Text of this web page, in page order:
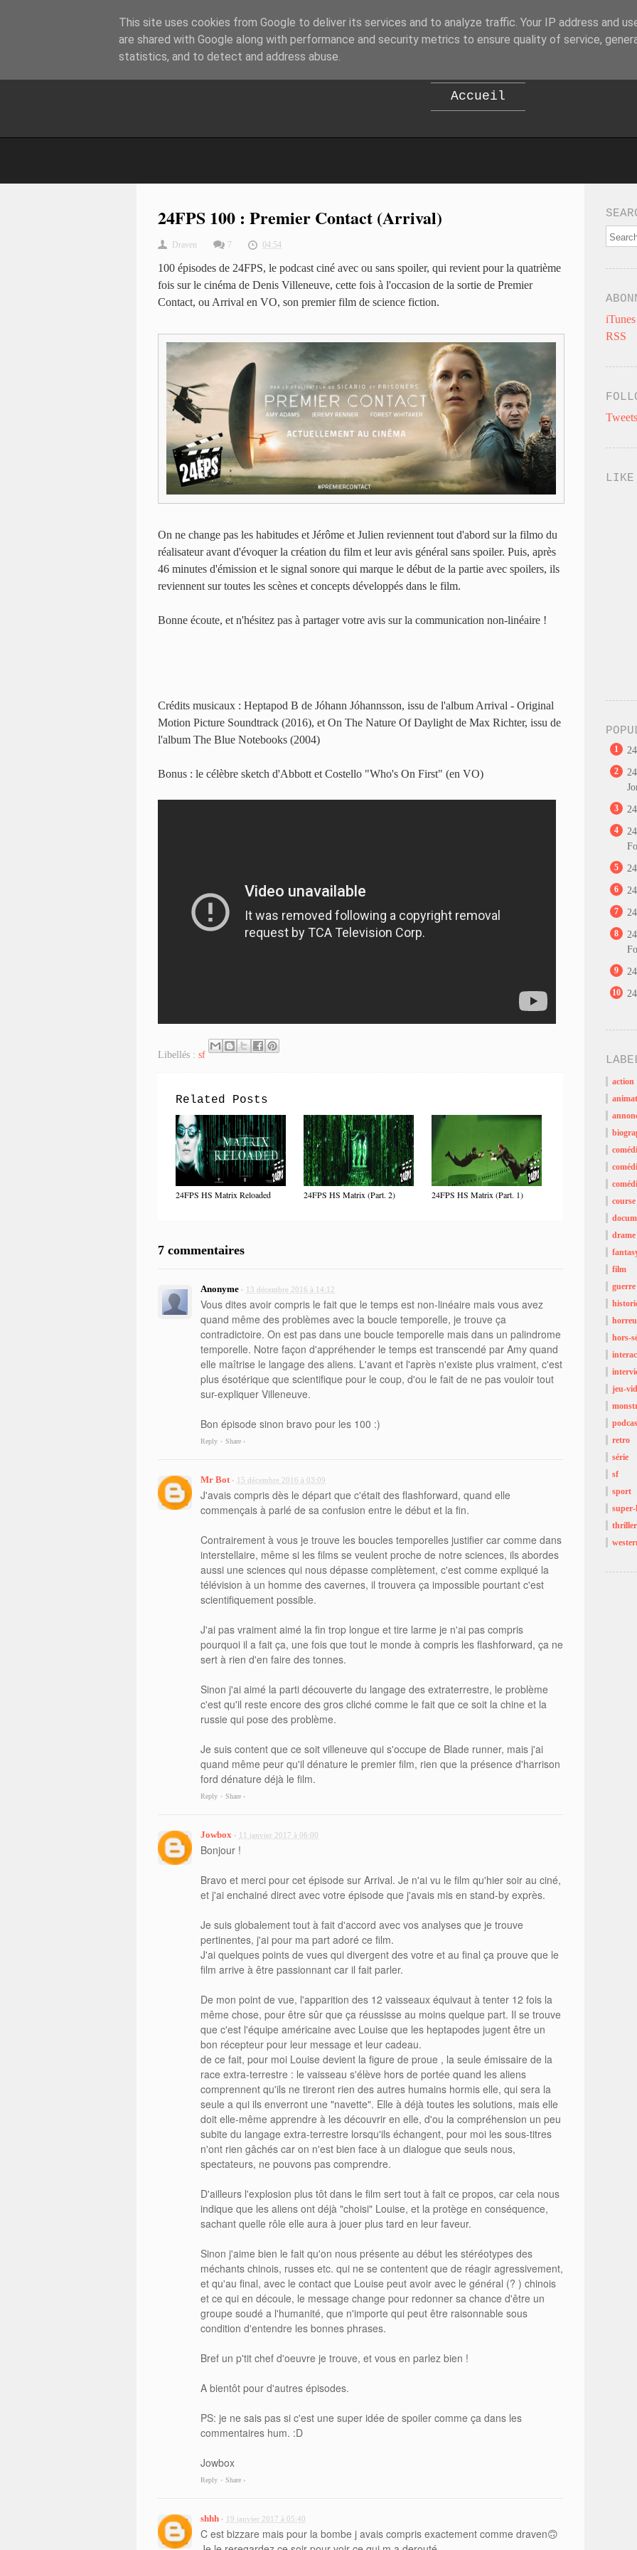
B EPOD
Accueil
24FPS 100 : Premier Contact (Arrival)
Draven 7 04:54
100 épisodes de 24FPS, le podcast ciné avec ou sans spoiler, qui revient pour la quatrième
fois sur le cinéma de Denis Villeneuve, cette fois à l'occasion de la sortie de Premier
Contact, ou Arrival en VO, son premier film de science fiction.
On ne change pas les habitudes et Jérôme et Julien reviennent tout d'abord sur la filmo du
réalisateur avant d'évoquer la création du film et leur avis général sans spoiler. Puis, après
46 minutes d'émission et le signal sonore qui marque le début de la partie avec spoilers, ils
reviennent sur toutes les scènes et concepts développés dans le film.
Bonne écoute, et n'hésitez pas à partager votre avis sur la communication non-linéaire !
Crédits musicaux : Heptapod B de Jóhann Jóhannsson, issu de l'album Arrival - Original
Motion Picture Soundtrack (2016), et On The Nature Of Daylight de Max Richter, issu de
l'album The Blue Notebooks (2004)
Bonus : le célèbre sketch d'Abbott et Costello "Who's On First" (en VO)
Libellés : sf
Related Posts
24FPS HS Matrix Reloaded 24FPS HS Matrix (Part. 2) 24FPS HS Matrix (Part. 1)
7 commentaires
Anonyme • 13 décembre 2016 à 14:12
Vous dites avoir compris le fait que le temps est non-linéaire mais vous avez
quand même des problèmes avec la boucle temporelle, je trouve ça
contradictoire. On est pas dans une boucle temporelle mais dans un palindrome
temporelle. Notre façon d'appréhender le temps est transcendé par Amy quand
elle maîtrise le langage des aliens. L'avant et l'après n'existe plus vraiment, c'est
plus ésotérique que scientifique pour le coup, d'ou le fait de ne pas vouloir tout
sur-expliquer Villeneuve.
Bon épisode sinon bravo pour les 100 :)
Reply • Share ›
Mr Bot • 15 décembre 2016 à 03:09
J'avais compris dès le départ que c'était des flashforward, quand elle
commençais à parlé de sa confusion entre le début et la fin.
Contrairement à vous je trouve les boucles temporelles justifier car comme dans
interstellaire, même si les films se veulent proche de notre sciences, ils abordes
aussi une sciences qui nous dépasse complètement, c'est comme expliqué la
télévision à un homme des cavernes, il trouvera ça impossible pourtant c'est
scientifiquement possible.
J'ai pas vraiment aimé la fin trop longue et tire larme je n'ai pas compris
pourquoi il a fait ça, une fois que tout le monde à compris les flashforward, ça ne
sert à rien d'en faire des tonnes.
Sinon j'ai aimé la parti découverte du langage des extraterrestre, le problème
c'est qu'il reste encore des gros cliché comme le fait que ce soit la chine et la
russie qui pose des problème.
Je suis content que ce soit villeneuve qui s'occupe de Blade runner, mais j'ai
quand même peur qu'il dénature le premier film, rien que la présence d'harrison
ford dénature déjà le film.
Reply • Share ›
Jowbox • 11 janvier 2017 à 06:00
Bonjour !
Bravo et merci pour cet épisode sur Arrival. Je n'ai vu le film qu'hier soir au ciné,
et j'ai enchainé direct avec votre épisode que j'avais mis en stand-by exprès.
Je suis globalement tout à fait d'accord avec vos analyses que je trouve
pertinentes, j'ai pour ma part adoré ce film.
J'ai quelques points de vues qui divergent des votre et au final ça prouve que le
film arrive à être passionnant car il fait parler.
De mon point de vue, l'apparition des 12 vaisseaux équivaut à tenter 12 fois la
même chose, pour être sûr que ça réussisse au moins quelque part. Il se trouve
que c'est l'équipe américaine avec Louise que les heptapodes jugent être un
bon récepteur pour leur message et leur cadeau.
de ce fait, pour moi Louise devient la figure de proue , la seule émissaire de la
race extra-terrestre : le vaisseau s'élève hors de portée quand les aliens
comprennent qu'ils ne tireront rien des autres humains hormis elle, qui sera la
seule a qui ils enverront une "navette". Elle à déjà toutes les solutions, mais elle
doit elle-même apprendre à les découvrir en elle, d'ou la compréhension un peu
subite du langage extra-terrestre lorsqu'ils échangent, pour moi les sous-titres
n'ont rien gâchés car on n'est bien face à un dialogue que seuls nous,
spectateurs, ne pouvons pas comprendre.
D'ailleurs l'explosion plus tôt dans le film sert tout à fait ce propos, car cela nous
indique que les aliens ont déjà "choisi" Louise, et la protège en conséquence,
sachant quelle rôle elle aura à jouer plus tard en leur faveur.
Sinon j'aime bien le fait qu'on nous présente au début les stéréotypes des
méchants chinois, russes etc. qui ne se contentent que de réagir agressivement,
et qu'au final, avec le contact que Louise peut avoir avec le général (? ) chinois
et ce qui en découle, le message change pour redonner sa chance d'être un
groupe soudé a l'humanité, que n'importe qui peut être raisonnable sous
condition d'entendre les bonnes phrases.
Bref un p'tit chef d'oeuvre je trouve, et vous en parlez bien !
A bientôt pour d'autres épisodes.
PS: je ne sais pas si c'est une super idée de spoiler comme ça dans les
commentaires hum. :D
Jowbox
Reply • Share ›
shhh • 19 janvier 2017 à 05:40
C est bizzare mais pour la bombe j avais compris exactement comme draven🙃
iTunes
RSS
LIKE
1
2
3
4
5
6
7
8
9
10
action
course
drame
film
guerre
hors-
jeu-
retro
série
sf
sport
super-
thriller
This site uses cookies from Google to deliver its services and to analyze traffic. Your IP address and
are shared with Google along with performance and security metrics to ensure quality of service,
statistics, and to detect and address abuse.